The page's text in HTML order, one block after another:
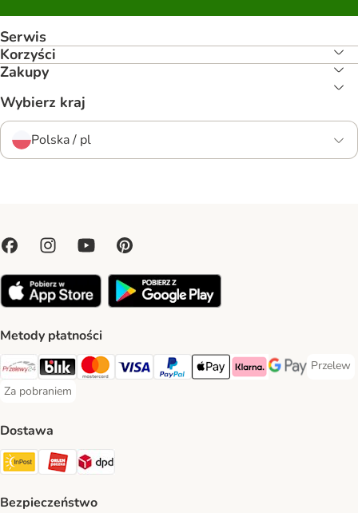
Serwis
Korzyści
Zakupy
Wybierz kraj
Polska / pl
Metody płatności
Przelewy24 Payment Method
Blik Payment Method
MasterCard Payment Method
Visa Payment Method
PayPal Payment Method
Apple Pay Payment Method
Klarna Payment Method
Google Pay
Przelew
Przelew
Za pobraniem
Za pobraniem Payment Method
Dostawa
Paczkomat® Shipping Method
ORLEN Paczka Shipping Method
Bezpieczeństwo